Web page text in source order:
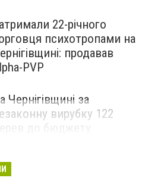
22-річного
психотропами на
продавав
PVP
Чернігівщині за
вирубку 122
дерев до бюджету